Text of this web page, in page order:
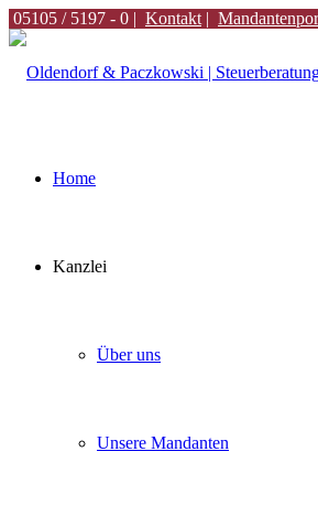
05105 / 5197 - 0 | Kontakt |
Home
Kanzlei
Über uns
Unsere Mandanten